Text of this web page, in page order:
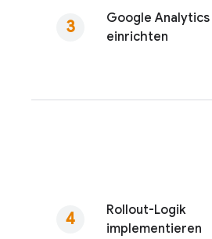
Google Analytics
einrichten
Rollout-Logik
implementieren